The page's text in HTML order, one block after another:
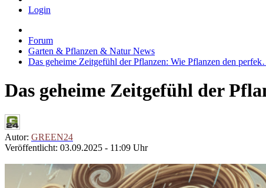
Login
Forum
Garten & Pflanzen & Natur News
Das geheime Zeitgefühl der Pflanzen: Wie Pflanzen den
Das geheime Zeitgefühl der
Autor: GREEN24
Veröffentlicht: 03.09.2025 - 11:09 Uhr